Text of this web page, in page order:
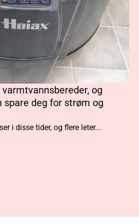
og
spare deg for strøm og
i disse tider, og flere leter...